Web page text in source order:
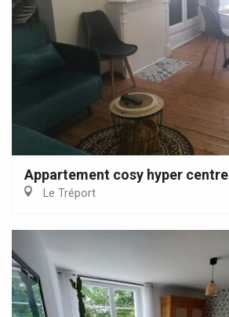
Appartement cosy hyper centre
Le Tréport